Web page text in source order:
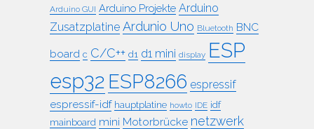
Arduino GUI Arduino Projekte Arduino
Zusatzplatine Ardunio Uno Bluetooth BNC
board c C/C++ d1 d1 mini display ESP
esp32 ESP8266 espressif
espressif-idf hauptplatine howto IDE idf
mainboard mini Motorbrücke netzwerk